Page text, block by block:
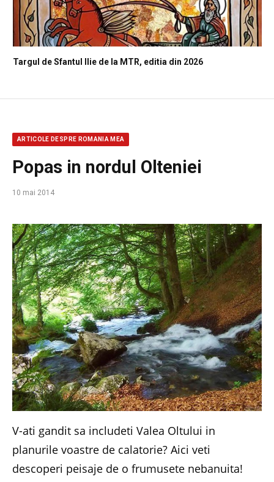
Targul de Sfantul Ilie de la MTR, editia din 2026
ARTICOLE DESPRE ROMANIA MEA
Popas in nordul Olteniei
10 mai 2014
V-ati gandit sa includeti Valea Oltului in
planurile voastre de calatorie? Aici veti
descoperi peisaje de o frumusete nebanuita!